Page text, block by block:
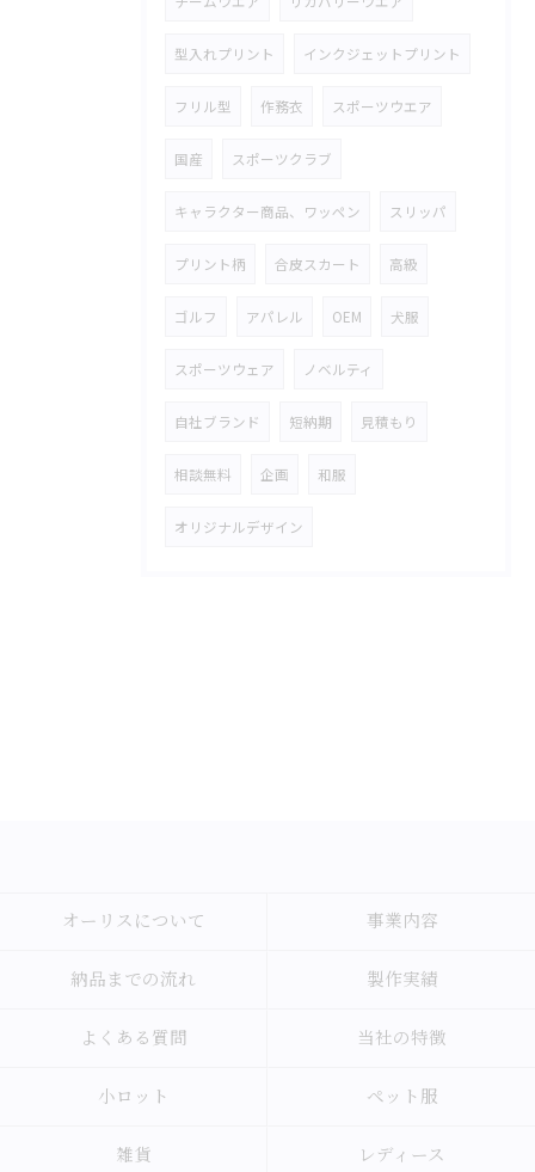
型入れプリント インクジェットプリント
フリル型 作務衣 スポーツウエア
国産 スポーツクラブ
キャラクター商品、ワッペン スリッパ
プリント柄 合皮スカート 高級
ゴルフ アパレル OEM 犬服
スポーツウェア ノベルティ
自社ブランド 短納期 見積もり
相談無料 企画 和服
オリジナルデザイン
オーリスについて 事業内容
納品までの流れ 製作実績
よくある質問 当社の特徴
小ロット ペット服
雑貨 レディース